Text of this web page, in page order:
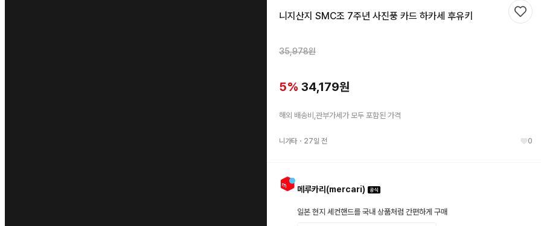
니지산지 SMC조 7주년 사진풍 카드 하카세 후유키
35,978원
5% 34,179원
해외 배송비,관부가세가 모두 포함된 가격
니가타・ 27일 전 0
메루카리(mercari)
일본 현지 세컨핸드를 국내 상품처럼 간편하게 구매
찜하